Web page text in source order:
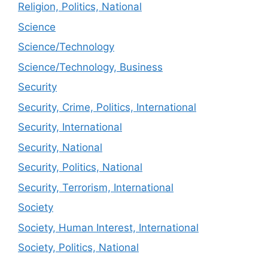
Religion, Politics, National
Science
Science/Technology
Science/Technology, Business
Security
Security, Crime, Politics, International
Security, International
Security, National
Security, Politics, National
Security, Terrorism, International
Society
Society, Human Interest, International
Society, Politics, National